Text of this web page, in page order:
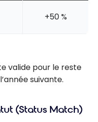
+50 %
valide pour le reste
suivante.
(Status Match)